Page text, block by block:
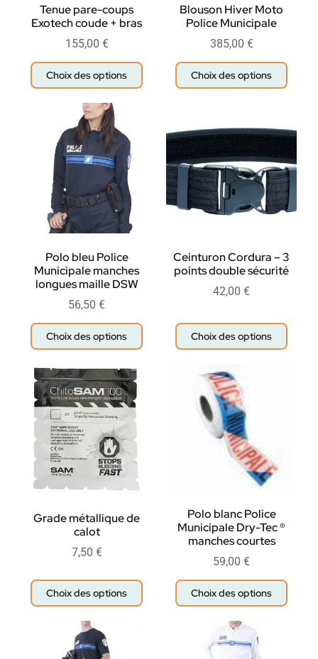
Tenue pare-coups
Exotech coude + bras
155,00 €
Choix des options
Blouson Hiver Moto
Police Municipale
385,00 €
Choix des options
Polo bleu Police
Municipale manches
longues maille DSW
56,50 €
Choix des options
Ceinturon Cordura – 3
points double sécurité
42,00 €
Choix des options
Grade métallique de
calot
7,50 €
Choix des options
Polo blanc Police
Municipale Dry-Tec ®
manches courtes
59,00 €
Choix des options